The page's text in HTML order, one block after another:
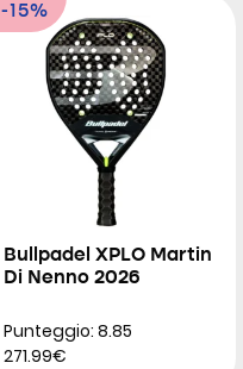
-15%
Bullpadel XPLO Martin
Di Nenno 2026
Punteggio: 8.85
271.99€